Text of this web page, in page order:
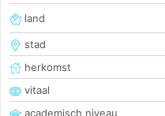
land
stad
herkomst
vitaal
academisch niveau